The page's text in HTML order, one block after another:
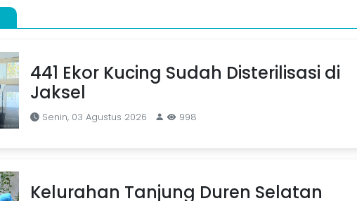
441 Ekor Kucing Sudah Disterilisasi di
Jaksel
Senin, 03 Agustus 2026 998
Kelurahan Tanjung Duren Selatan